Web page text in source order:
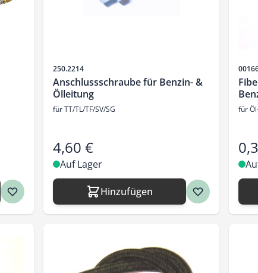
Artikelnr.
250.2214
Anschlussschraube für Benzin- &
Ölleitung
für TT/TL/TF/SV/SG
4,60 €
Auf Lager
Hinzufügen
für